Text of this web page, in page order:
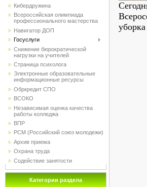
Кибердружина
Всероссийская олимпиада
профессионального мастерства
Навигатор ДОП
Госуслуги
Снижение бюрократической
нагрузки на учителей
Страница психолога
Электронные образовательные
информационные ресурсы
Обркредит СПО
ВСОКО
Независимая оценка качества
работы колледжа
ВПР
РСМ (Российский союз молодежи)
Архив приема
Охрана труда
Содействие занятости
Категории раздела